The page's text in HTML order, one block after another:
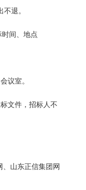
退。
间、地点
议室。
文件，招标人不
山东正信集团网